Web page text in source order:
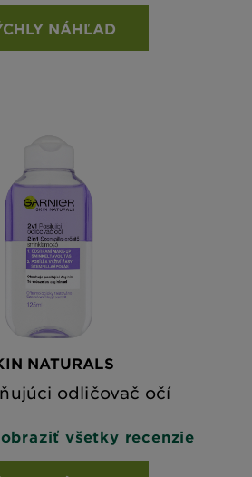
NÁHĽAD
NATURALS
odličovač očí
všetky recenzie